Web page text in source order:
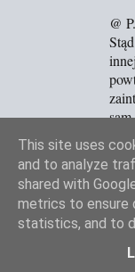
@
na
This site uses
and to analyze
shared with
metrics to ensure
statistics, and to